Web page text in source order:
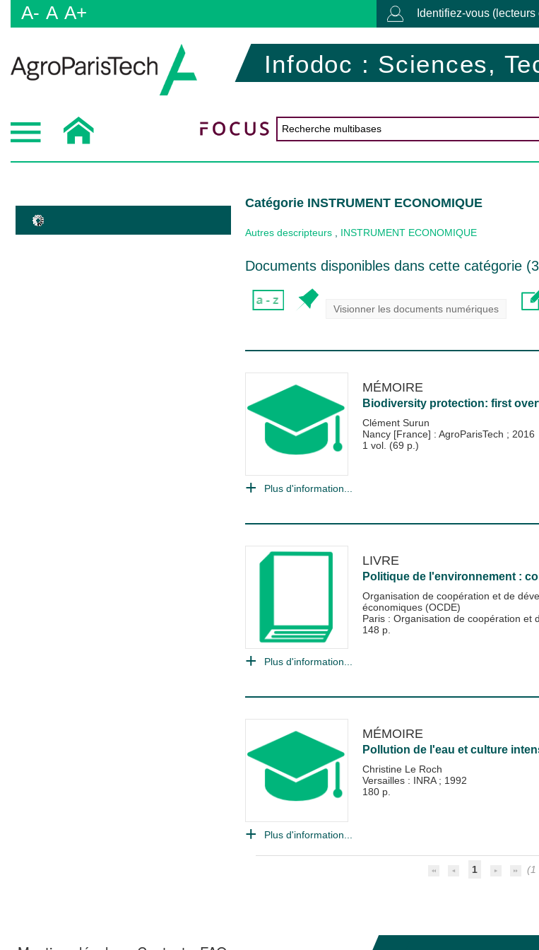
A- A A+ Identifiez-vous
Infodoc : Sciences,
Catégorie INSTRUMENT ECONOMIQUE
Autres descripteurs INSTRUMENT ECONOMIQUE
Documents disponibles dans cette catégorie (3
Visionner les documents numériques
MÉMOIRE
Biodiversity protection: first
Clément Surun
Nancy [France] : AgroParisTech ; 2016
1 vol. (69 p.)
Plus d'information...
LIVRE
Politique de l'environnement :
Organisation de coopération et de
économiques (OCDE)
Paris : Organisation de coopération et
148 p.
Plus d'information...
MÉMOIRE
Pollution de l'eau et culture
Christine Le Roch
Versailles : INRA ; 1992
180 p.
Plus d'information...
1 (1